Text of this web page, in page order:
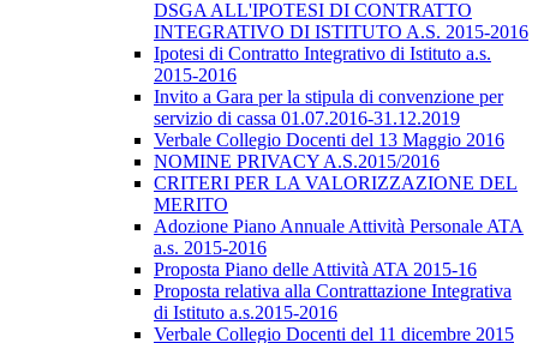
DSGA ALL'IPOTESI DI CONTRATTO
INTEGRATIVO DI ISTITUTO A.S. 2015-2016
Ipotesi di Contratto Integrativo di Istituto a.s.
2015-2016
Invito a Gara per la stipula di convenzione per
servizio di cassa 01.07.2016-31.12.2019
Verbale Collegio Docenti del 13 Maggio 2016
NOMINE PRIVACY A.S.2015/2016
CRITERI PER LA VALORIZZAZIONE DEL
MERITO
Adozione Piano Annuale Attività Personale ATA
a.s. 2015-2016
Proposta Piano delle Attività ATA 2015-16
Proposta relativa alla Contrattazione Integrativa
di Istituto a.s.2015-2016
Verbale Collegio Docenti del 11 dicembre 2015